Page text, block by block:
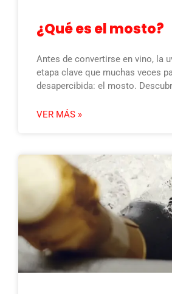
¿Qué es el mosto?
Antes de convertirse en vino, la
etapa clave que muchas veces
desapercibida: el mosto.
VER MÁS »